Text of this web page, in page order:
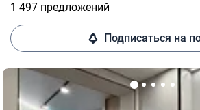
1 497 предложений
Подписаться на